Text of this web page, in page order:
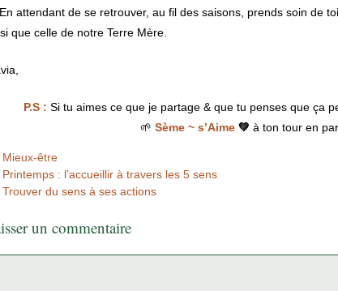
attendant de se retrouver, au fil des saisons, prends soin de
que celle de notre Terre Mère.
P.S : Si tu aimes ce que je partage & que tu penses que ça
🌱 Sème ~ s’Aime💚 à ton tour en
Catégories
Mieux-être
Printemps : l’accueillir à travers les 5 sens
Trouver du sens à ses actions
un commentaire